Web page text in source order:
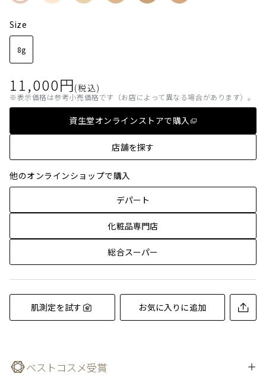
Size
8g
11,000円(税込)
表示価格は参考小売価格です（お店によって異なる場合があります）。
資生堂オンラインストアで購入
店舗を探す
他のオンラインショップで購入
デパート
化粧品専門店
総合スーパー
肌測定を試す お気に入りに追加
ベストコスメ受賞